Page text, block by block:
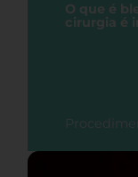
O que é
cirurgia é